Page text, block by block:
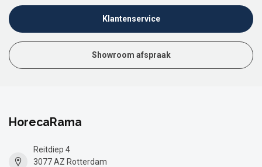
Klantenservice
Showroom afspraak
HorecaRama
Reitdiep 4
3077 AZ Rotterdam